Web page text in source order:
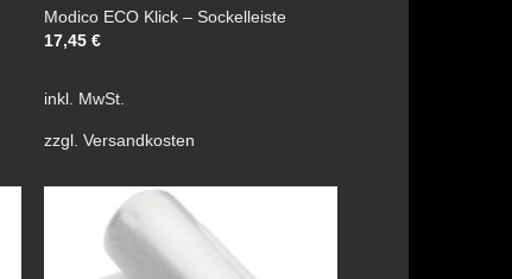
Modico ECO Klick – Sockelleiste
17,45€
inkl. MwSt.
zzgl.Versandkosten